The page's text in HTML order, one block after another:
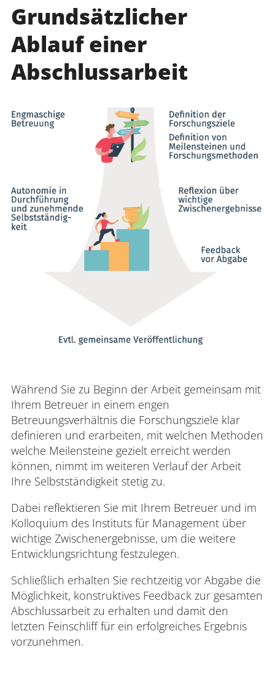
Grundsätzlicher
Ablauf einer
Abschlussarbeit
Während Sie zu Beginn der Arbeit gemeinsam mit
Ihrem Betreuer in einem engen
Betreuungsverhältnis die Forschungsziele klar
definieren und erarbeiten, mit welchen Methoden
welche Meilensteine gezielt erreicht werden
können, nimmt im weiteren Verlauf der Arbeit
Ihre Selbstständigkeit stetig zu.
Dabei reflektieren Sie mit Ihrem Betreuer und im
Kolloquium des Instituts für Management über
wichtige Zwischenergebnisse, um die weitere
Entwicklungsrichtung festzulegen.
Schließlich erhalten Sie rechtzeitig vor Abgabe die
Möglichkeit, konstruktives Feedback zur gesamten
Abschlussarbeit zu erhalten und damit den
letzten Feinschliff für ein erfolgreiches Ergebnis
vorzunehmen.